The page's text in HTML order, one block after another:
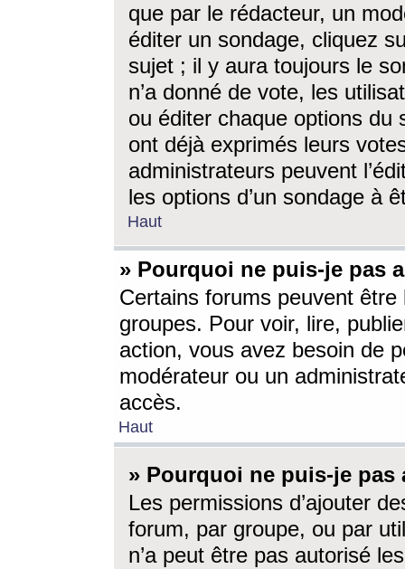
que par le rédacteur, un
éditer un sondage, cliquez
sujet ; il y aura toujours le
n’a donné de vote, les
ou éditer chaque options du
ont déjà exprimés leurs
administrateurs peuvent
les options d’un sondage à
Haut
» Pourquoi ne puis-je pas
Certains forums peuvent être
groupes. Pour voir, lire,
action, vous avez besoin de
modérateur ou un
accès.
Haut
» Pourquoi ne puis-je
Les permissions d’ajouter
forum, par groupe, ou par
n’a peut être pas autorisé